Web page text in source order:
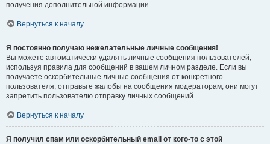
получения дополнительной информации.
Вернуться к началу
Я постоянно получаю нежелательные личные сообщения!
Вы можете автоматически удалять личные сообщения пользователей,
используя правила для сообщений в вашем личном разделе. Если вы
получаете оскорбительные личные сообщения от конкретного
пользователя, отправьте жалобы на сообщения модераторам; они могут
запретить пользователю отправку личных сообщений.
Вернуться к началу
Я получил спам или оскорбительный email от кого-то с этой